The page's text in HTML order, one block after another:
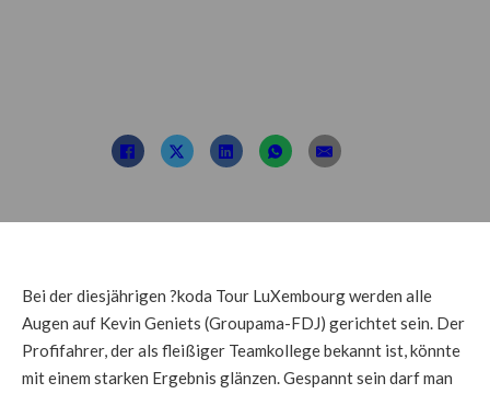
Bei der diesjährigen ?koda Tour LuXembourg werden alle
Augen auf Kevin Geniets (Groupama-FDJ) gerichtet sein. Der
Profifahrer, der als fleißiger Teamkollege bekannt ist, könnte
mit einem starken Ergebnis glänzen. Gespannt sein darf man